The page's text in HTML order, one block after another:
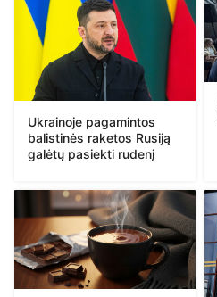
Ukrainoje pagamintos
balistinės raketos Rusiją
galėtų pasiekti rudenį